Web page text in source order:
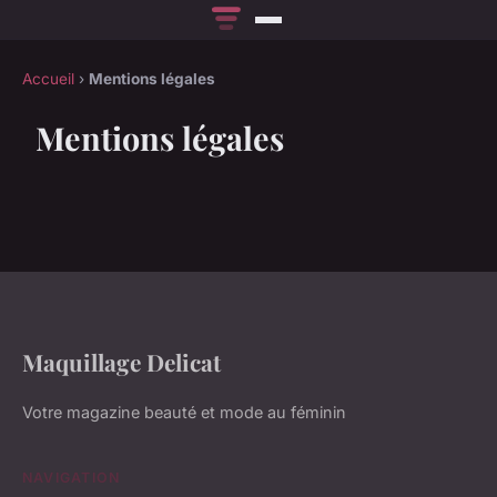
Accueil › Mentions légales
Mentions légales
Maquillage Delicat
Votre magazine beauté et mode au féminin
NAVIGATION